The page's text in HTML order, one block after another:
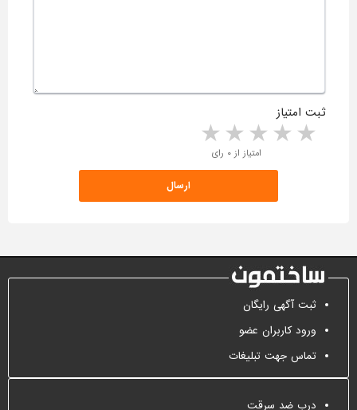
ثبت امتیاز
4 stars 3 stars 2 stars 1 star امتیاز از ۰ رای
ثبت آگهی رایگان
ورود کاربران عضو
تماس جهت تبلیغات
درب ضد سرقت